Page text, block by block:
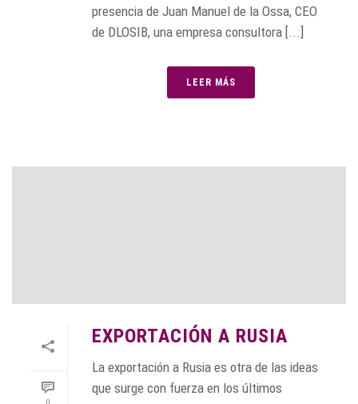
presencia de Juan Manuel de la Ossa, CEO
de DLOSIB, una empresa consultora [...]
LEER MÁS
EXPORTACIÓN A RUSIA
La exportación a Rusia es otra de las ideas
que surge con fuerza en los últimos